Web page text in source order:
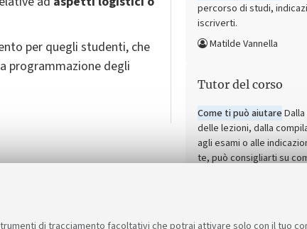
di tracciamento facoltativi che potrai attivare solo con il tuo
per quegli studenti, che
programmazione degli
percorso di studi,
iscriverti.
Matilde Vannella
Tutor del corso
Come ti può aiutare
delle lezioni, dalla
agli esami o alle
te, può consigliarti su